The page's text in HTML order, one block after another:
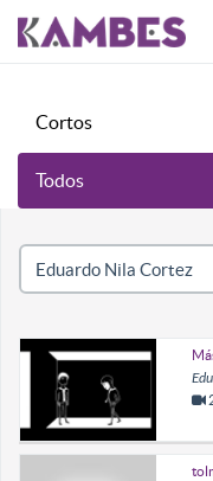
Cortos
Todos